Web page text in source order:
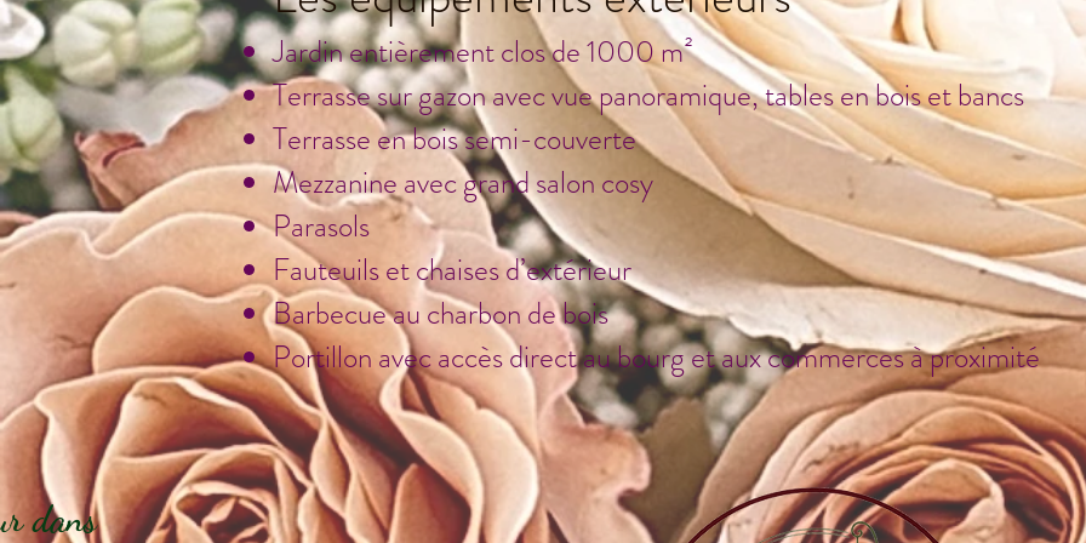
Jardin entièrement clos de 1000 m²
Terrasse sur gazon avec vue panoramique, tables en bois et bancs
Terrasse en bois semi-couverte
Mezzanine avec grand salon cosy
Parasols
Fauteuils et chaises d’extérieur
Barbecue au charbon de bois
Portillon avec accès direct au bourg et aux commerces à proximité
dans